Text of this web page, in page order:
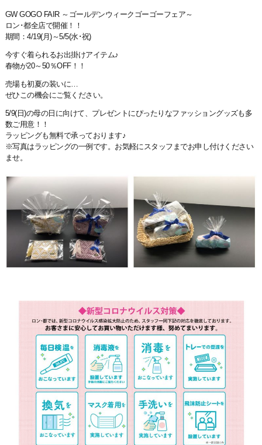
GW GOGO FAIR ～ゴールデンウィークゴーゴーフェア～
ロン･都全店で開催！！
期間：4/19(月)～5/5(水･祝)
今すぐ着られるお出掛けアイテム♪
春物が20～50％OFF！！
売場も初夏の装いに…
ぜひこの機会にご覧ください。
5/9(日)の母の日に向けて、プレゼントにぴったりなファッショングッズも多
数ご用意！！
ラッピングも無料で承っております♪
※写真はラッピングの一例です。お気軽にスタッフまでお申し付けください
ませ。